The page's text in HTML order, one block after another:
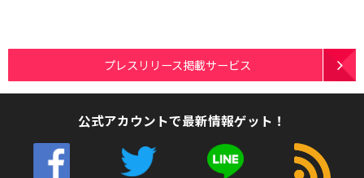
プレスリリース掲載サービス
公式アカウントで最新情報ゲット！